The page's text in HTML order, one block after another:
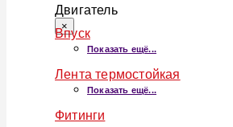
Двигатель
×
Впуск
Показать ещё...
Лента термостойкая
Показать ещё...
Фитинги